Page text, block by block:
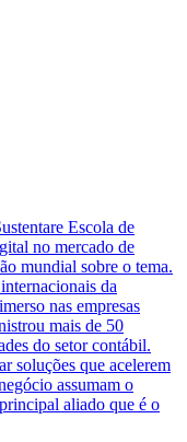
Escola de
no mercado de
mundial sobre o tema.
da
nas empresas
mais de 50
do setor contábil.
soluções que acelerem
assumam o
aliado que é o